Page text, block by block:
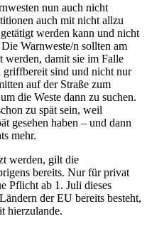
nun auch nicht
auch mit nicht allzu
werden kann und nicht
Warnweste/n sollten am
werden, damit sie im Falle
griffbereit sind und nicht nur
auf der Straße zum
die Weste dann zu suchen.
zu spät sein, weil
gesehen haben – und dann
mehr.
werden, gilt die
bereits. Nur für privat
Pflicht ab 1. Juli dieses
der EU bereits besteht,
hierzulande.